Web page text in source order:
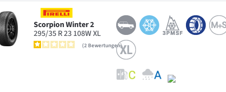
Scorpion Winter 2
295/35 R 23 108W XL
2 Bewertungen